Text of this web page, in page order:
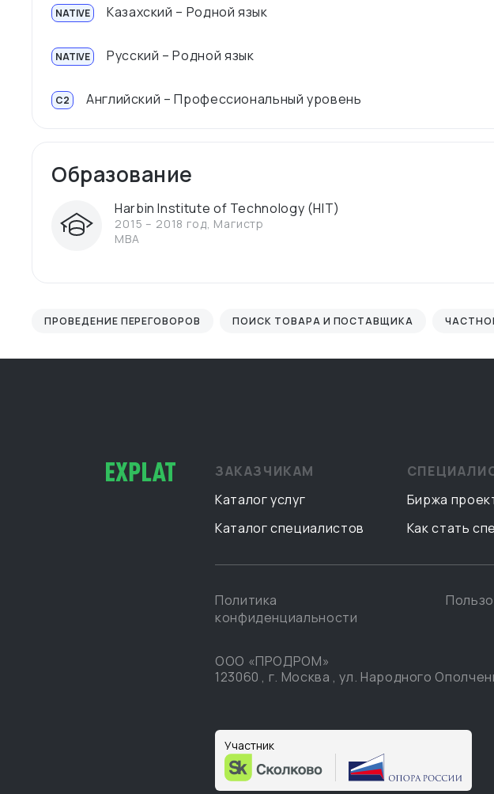
NATIVE Казахский – Родной язык
NATIVE Русский – Родной язык
C2 Английский – Профессиональный уровень
Образование
Harbin Institute of Technology (HIT)
2015 – 2018 год, Магистр
MBA
ПРОВЕДЕНИЕ ПЕРЕГОВОРОВ ПОИСК ТОВАРА И ПОСТАВЩИКА
ЗАКАЗЧИКАМ
Каталог услуг
Каталог специалистов
Биржа
Как стать
Политика
конфиденциальности
ООО «ПРОДРОМ»
123060 , г. Москва ,ул. Народного
Участник